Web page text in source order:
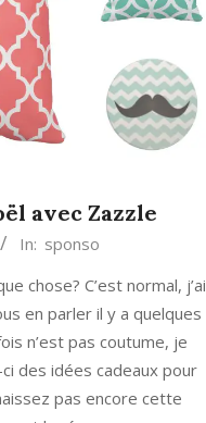
avec Zazzle
In: sponso
chose? C’est normal, j’ai
en parler il y a quelques
n’est pas coutume, je
des idées cadeaux pour
pas encore cette